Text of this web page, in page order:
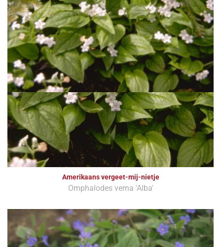
Amerikaans vergeet-mij-nietje
Omphalodes verna 'Alba'